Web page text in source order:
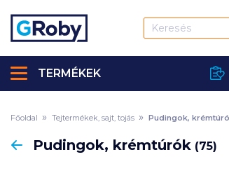
TERMÉKEK
Főoldal Tejtermékek, sajt, tojás Pudingok,
VisszaPudingok, krémtúrók (75)